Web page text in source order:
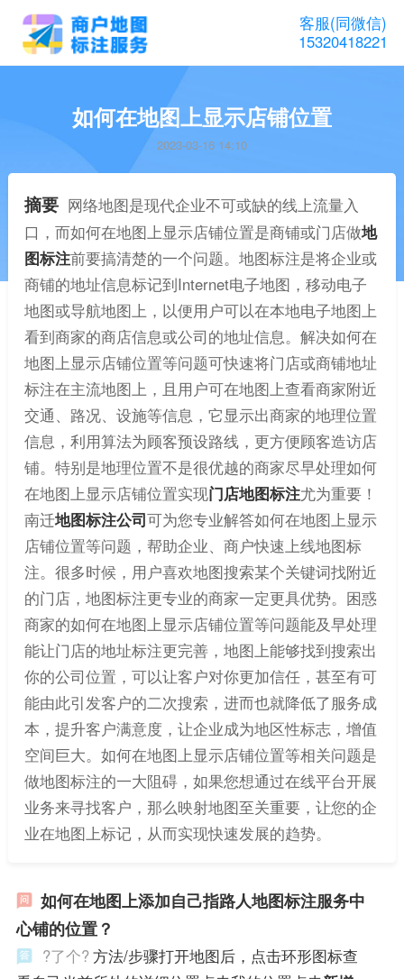
客服(同微信)
15320418221
如何在地图上显示店铺位置
2023-03-16 14:10
摘要 网络地图是现代企业不可或缺的线上流量入
口，而如何在地图上显示店铺位置是商铺或门店做地
图标注前要搞清楚的一个问题。地图标注是将企业或
商铺的地址信息标记到Internet电子地图，移动电子
地图或导航地图上，以便用户可以在本地电子地图上
看到商家的商店信息或公司的地址信息。解决如何在
地图上显示店铺位置等问题可快速将门店或商铺地址
标注在主流地图上，且用户可在地图上查看商家附近
交通、路况、设施等信息，它显示出商家的地理位置
信息，利用算法为顾客预设路线，更方便顾客造访店
铺。特别是地理位置不是很优越的商家尽早处理如何
在地图上显示店铺位置实现门店地图标注尤为重要！
南迁地图标注公司可为您专业解答如何在地图上显示
店铺位置等问题，帮助企业、商户快速上线地图标
注。很多时候，用户喜欢地图搜索某个关键词找附近
的门店，地图标注更专业的商家一定更具优势。困惑
商家的如何在地图上显示店铺位置等问题能及早处理
能让门店的地址标注更完善，地图上能够找到搜索出
你的公司位置，可以让客户对你更加信任，甚至有可
能由此引发客户的二次搜索，进而也就降低了服务成
本，提升客户满意度，让企业成为地区性标志，增值
空间巨大。如何在地图上显示店铺位置等相关问题是
做地图标注的一大阻碍，如果您想通过在线平台开展
业务来寻找客户，那么映射地图至关重要，让您的企
业在地图上标记，从而实现快速发展的趋势。
如何在地图上添加自己指路人地图标注服务中
心铺的位置？
?了个?方法/步骤打开地图后，点击环形图标查